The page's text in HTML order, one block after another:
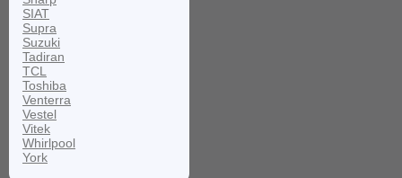
SIAT
Supra
Suzuki
Tadiran
TCL
Toshiba
Venterra
Vestel
Vitek
Whirlpool
York